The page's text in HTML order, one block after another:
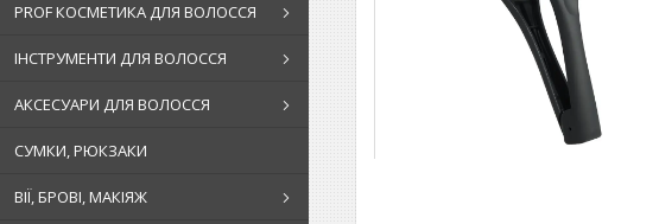
PROF КОСМЕТИКА ДЛЯ ВОЛОССЯ
ІНСТРУМЕНТИ ДЛЯ ВОЛОССЯ
АКСЕСУАРИ ДЛЯ ВОЛОССЯ
СУМКИ, РЮКЗАКИ
ВІЇ, БРОВІ, МАКІЯЖ